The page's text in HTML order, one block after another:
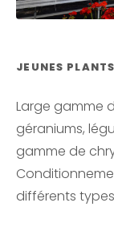
JEUNES PLANTS
Large gamme
géraniums,
gamme de
différents